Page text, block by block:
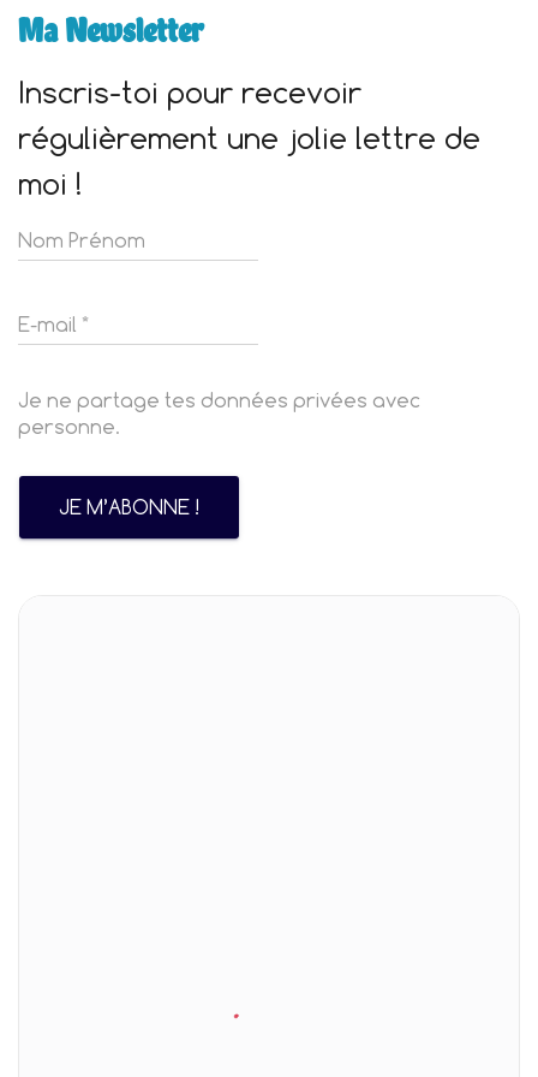
Ma Newsletter
Inscris-toi pour recevoir
régulièrement une jolie lettre de
moi !
Je ne partage tes données privées avec
personne.